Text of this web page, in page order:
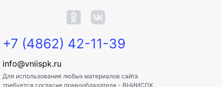
+7 (4862) 42-11-39
info@vniispk.ru
Для использования любых материалов сайта
требуется согласие правообладателя - ВНИИСПК.